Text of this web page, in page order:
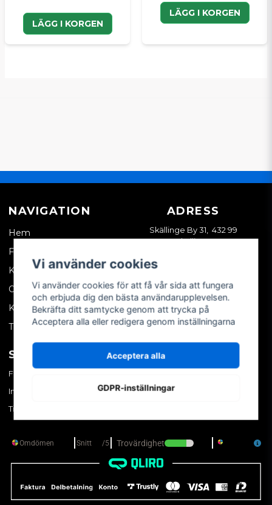
LÄGG I KORGEN
LÄGG I KORGEN
NAVIGATION
Hem
Företagskund
Kontakta oss
Om oss
Köpvillkor
Tips & trix
ADRESS
Skällinge By 31, 432 99
Skällinge
SOCIALA MEDIER
Facebook
Instagram
TikTok
MITT KONTO
Skapa konto
Vi använder cookies
Vi använder cookies för att få vår sida att fungera
och erbjuda dig den bästa användarupplevelsen.
Bekräfta ditt samtycke genom att trycka på
Acceptera alla eller redigera genom inställningarna
Acceptera alla
GDPR-inställningar